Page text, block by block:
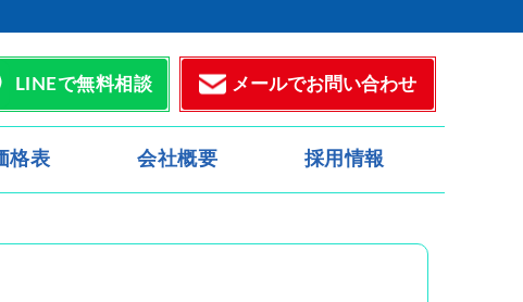
LINEで無料相談 メールでお問い合わせ
格表 会社概要 採用情報